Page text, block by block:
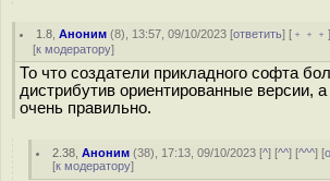
1.8 ,Аноним (8), 13:57, 09/10/2023 [ответить] [ ﹢﹢﹢
[к модератору]
То что создатели прикладного софта
дистрибутив ориентированные версии,
очень правильно.
2.38 ,Аноним (38), 17:13, 09/10/2023 [^] [^^] [^^^] [
[к модератору]